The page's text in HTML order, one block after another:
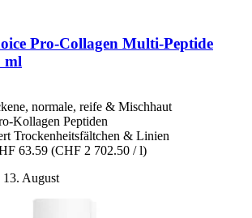
Pro-​Collagen Multi-​Peptide
ml
normale, reife & Mischhaut
Kollagen Peptiden
Trockenheitsfältchen & Linien
63.59 (CHF 2 702.50 / l)
August